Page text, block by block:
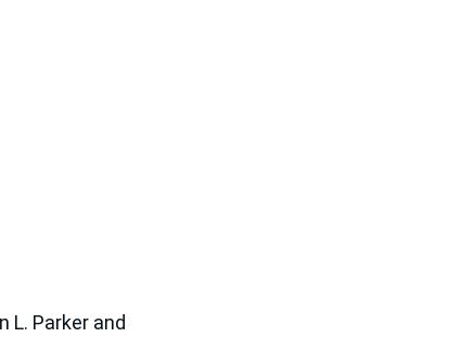
L. Parker and